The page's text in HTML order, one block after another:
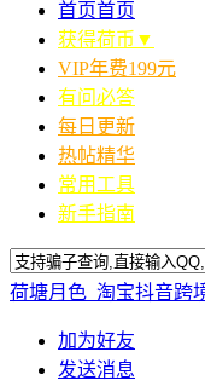
首页首页
获得荷币▼
VIP年费199元
有问必答
每日更新
热帖精华
常用工具
新手指南
荷塘月色_淘宝抖音跨
加为好友
发送消息